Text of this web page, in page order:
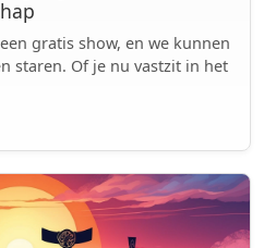
gratis show, en we kunnen
staren. Of je nu vastzit in het